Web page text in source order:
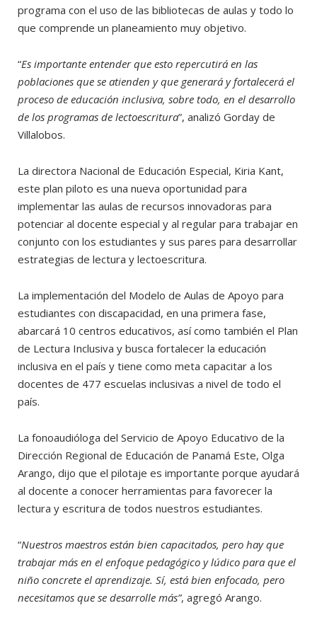
programa con el uso de las bibliotecas de aulas y todo lo
que comprende un planeamiento muy objetivo.
“Es importante entender que esto repercutirá en las
poblaciones que se atienden y que generará y fortalecerá el
proceso de educación inclusiva, sobre todo, en el desarrollo
de los programas de lectoescritura”, analizó Gorday de
Villalobos.
La directora Nacional de Educación Especial, Kiria Kant,
este plan piloto es una nueva oportunidad para
implementar las aulas de recursos innovadoras para
potenciar al docente especial y al regular para trabajar en
conjunto con los estudiantes y sus pares para desarrollar
estrategias de lectura y lectoescritura.
La implementación del Modelo de Aulas de Apoyo para
estudiantes con discapacidad, en una primera fase,
abarcará 10 centros educativos, así como también el Plan
de Lectura Inclusiva y busca fortalecer la educación
inclusiva en el país y tiene como meta capacitar a los
docentes de 477 escuelas inclusivas a nivel de todo el
país.
La fonoaudióloga del Servicio de Apoyo Educativo de la
Dirección Regional de Educación de Panamá Este, Olga
Arango, dijo que el pilotaje es importante porque ayudará
al docente a conocer herramientas para favorecer la
lectura y escritura de todos nuestros estudiantes.
“Nuestros maestros están bien capacitados, pero hay que
trabajar más en el enfoque pedagógico y lúdico para que el
niño concrete el aprendizaje. Sí, está bien enfocado, pero
necesitamos que se desarrolle más”, agregó Arango.